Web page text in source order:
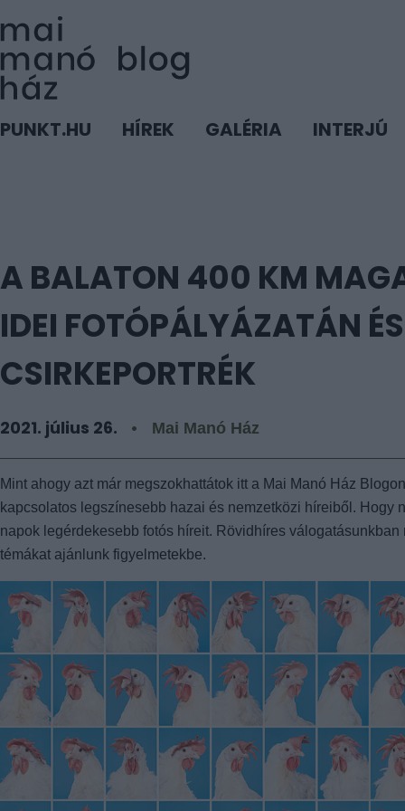
PUNKT.HU HÍREK GALÉRIA INTERJÚ
A BALATON 400 KM
IDEI FOTÓPÁLYÁZATÁN
CSIRKEPORTRÉK
2021. július 26. Mai Manó Ház
Mint ahogy azt már megszokhattátok itt a Mai Manó Ház
kapcsolatos legszínesebb hazai és nemzetközi híreiből.
napok legérdekesebb fotós híreit. Rövidhíres
témákat ajánlunk figyelmetekbe.